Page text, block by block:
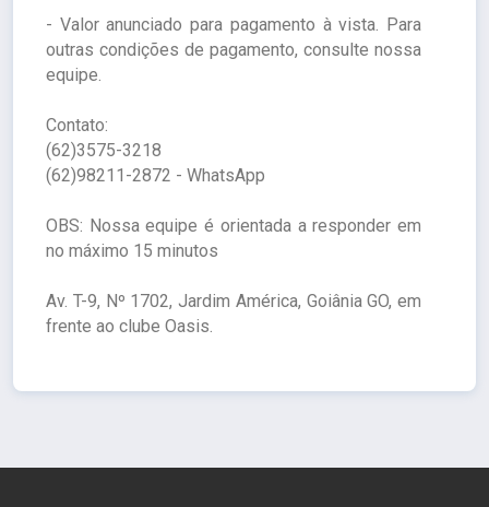
- Valor anunciado para pagamento à vista. Para
outras condições de pagamento, consulte nossa
equipe.
Contato:
(62)3575-3218
(62)98211-2872 - WhatsApp
OBS: Nossa equipe é orientada a responder em
no máximo 15 minutos
Av. T-9, Nº 1702, Jardim América, Goiânia GO, em
frente ao clube Oasis.